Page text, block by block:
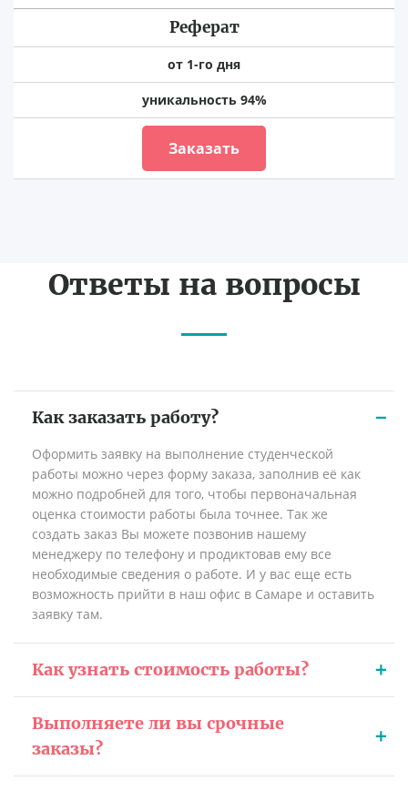
Реферат
от 1-го дня
уникальность 94%
Заказать
Ответы на вопросы
Как заказать работу?
Оформить заявку на выполнение студенческой
работы можно через форму заказа, заполнив её как
можно подробней для того, чтобы первоначальная
оценка стоимости работы была точнее. Так же
создать заказ Вы можете позвонив нашему
менеджеру по телефону и продиктовав ему все
необходимые сведения о работе. И у вас еще есть
возможность прийти в наш офис в Самаре и оставить
заявку там.
Как узнать стоимость работы?
Выполняете ли вы срочные
заказы?